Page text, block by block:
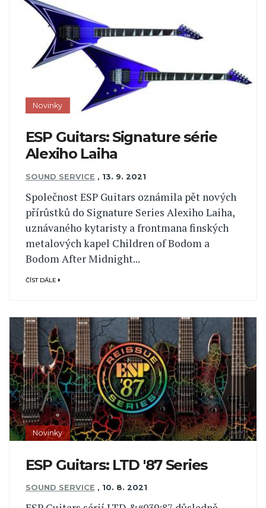
Novinky
ESP Guitars: Signature série
Alexiho Laiha
SOUND SERVICE , 13. 9. 2021
Společnost ESP Guitars oznámila pět nových
přírůstků do Signature Series Alexiho Laiha,
uznávaného kytaristy a frontmana finských
metalových kapel Children of Bodom a
Bodom After Midnight...
ČÍST DÁLE
Novinky
ESP Guitars: LTD '87 Series
SOUND SERVICE , 10. 8. 2021